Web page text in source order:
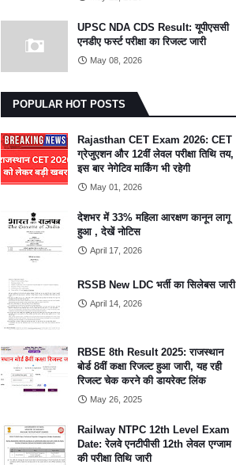
UPSC NDA CDS Result: यूपीएससी
एनडीए फर्स्ट परीक्षा का रिजल्ट जारी
May 08, 2026
POPULAR HOT POSTS
Rajasthan CET Exam 2026: CET
ग्रेजुएशन और 12वीं लेवल परीक्षा तिथि तय,
इस बार नेगेटिव मार्किंग भी रहेगी
May 01, 2026
देशभर में 33% महिला आरक्षण कानून लागू
हुआ , देखें नोटिस
April 17, 2026
RSSB New LDC भर्ती का सिलेबस जारी
April 14, 2026
RBSE 8th Result 2025: राजस्थान
बोर्ड 8वीं कक्षा रिजल्ट हुआ जारी, यह रही
रिजल्ट चेक करने की डायरेक्ट लिंक
May 26, 2025
Railway NTPC 12th Level Exam
Date: रेलवे एनटीपीसी 12th लेवल एग्जाम
की परीक्षा तिथि जारी